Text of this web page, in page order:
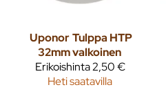
Uponor Tulppa HTP
32mm valkoinen
Erikoishinta2,50 €
Heti saatavilla